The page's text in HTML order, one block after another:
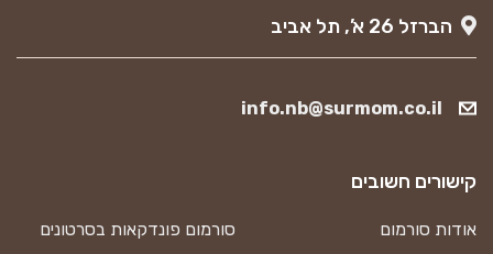
הברזל 26 א’, תל אביב
info.nb@surmom.co.il
קישורים חשובים
אודות סורמום
סורמום פונדקאות בסרטונים